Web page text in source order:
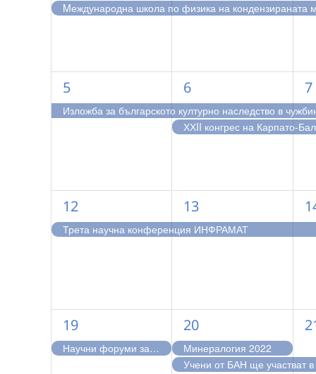
Mеждународна школа по физика на кондензираната
1
събитие,
5
Изложба за българското културно наследство в
2
събития,
6
ХХII конгрес на Карпато-
2
7
1
събитие,
12
Трета научна конференция ИНФРАМАТ
1
събитие,
13
1
1
събитие,
19
Научни форуми за Гоце Делчев и 100-годишнината на македонските политически организации
4
събития,
20
Минералогия 2022
2